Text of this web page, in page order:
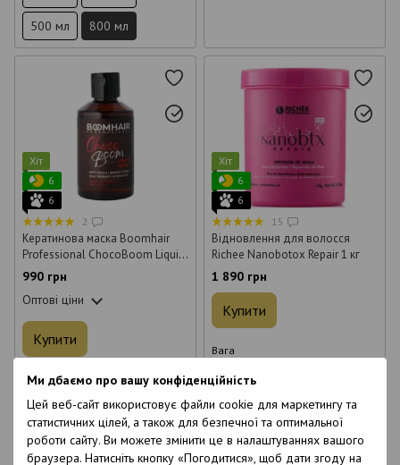
Ми дбаємо про вашу конфіденційність
Цей веб-сайт використовує файли cookie для маркетингу та
статистичних цілей, а також для безпечної та оптимальної
роботи сайту. Ви можете змінити це в налаштуваннях вашого
браузера. Натисніть кнопку «Погодитися», щоб дати згоду на
500 мл
800 мл
Хіт
6
6
2
Кератинова маска Boomhair
Professional ChocoBoom Liquid
Mask для волосся 150 мл
990 грн
Оптові ціни
Купити
Об`єм
150 мл
Хіт
6
6
15
Відновлення для волосся
Richee Nanobotox Repair 1 кг
1 890 грн
Купити
Вага
100 г
1000 г